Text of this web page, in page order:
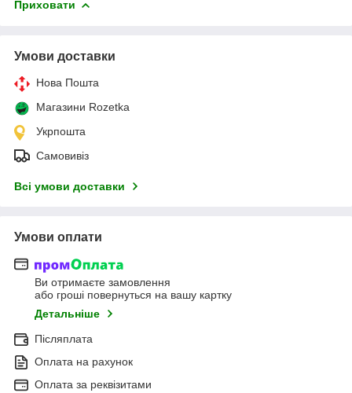
Приховати
Умови доставки
Нова Пошта
Магазини Rozetka
Укрпошта
Самовивіз
Всі умови доставки
Умови оплати
Ви отримаєте замовлення
або гроші повернуться на вашу картку
Детальніше
Післяплата
Оплата на рахунок
Оплата за реквізитами